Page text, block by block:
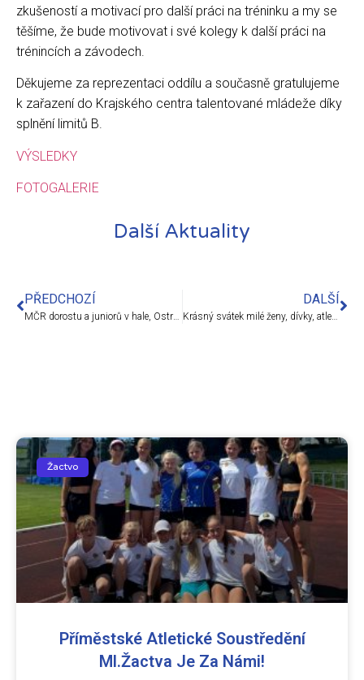
zkušeností a motivací pro další práci na tréninku a my se
těšíme, že bude motivovat i své kolegy k další práci na
trénincích a závodech.
Děkujeme za reprezentaci oddílu a současně gratulujeme
k zařazení do Krajského centra talentované mládeže díky
splnění limitů B.
VÝSLEDKY
FOTOGALERIE
Další Aktuality
PŘEDCHOZÍ DALŠÍ
Krásný svátek milé ženy, dívky, atletky :-)
Žactvo
Příměstské Atletické Soustředění
Ml.žactva Je Za Námi!